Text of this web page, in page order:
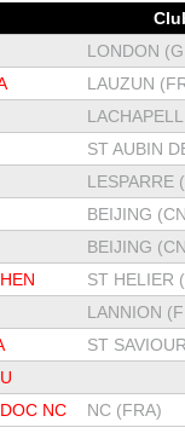
LONDON
LAUZUN
ST AUBIN
LESPARRE
BEIJING
BEIJING
ST HELIER
LANNION
ST
NC NC (FRA)